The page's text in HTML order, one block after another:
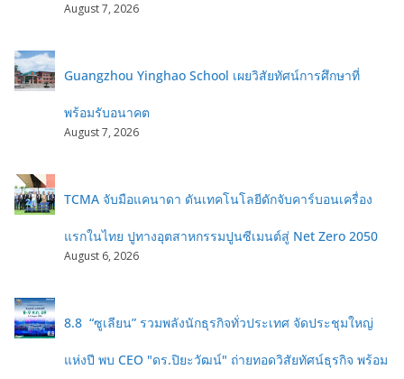
August 7, 2026
Guangzhou Yinghao School เผยวิสัยทัศน์การศึกษาที่
พร้อมรับอนาคต
August 7, 2026
TCMA จับมือแคนาดา ดันเทคโนโลยีดักจับคาร์บอนเครื่อง
แรกในไทย ปูทางอุตสาหกรรมปูนซีเมนต์สู่ Net Zero 2050
August 6, 2026
8.8 “ซูเลียน” รวมพลังนักธุรกิจทั่วประเทศ จัดประชุมใหญ่
แห่งปี พบ CEO "ดร.ปิยะวัฒน์" ถ่ายทอดวิสัยทัศน์ธุรกิจ พร้อม